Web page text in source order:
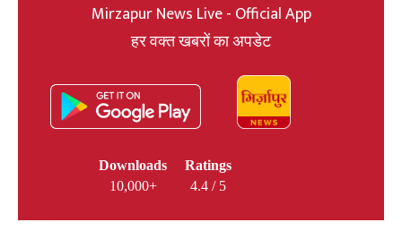
Mirzapur News Live - Official App
हर वक्त खबरों का अपडेट
Downloads
10,000+
Ratings
4.4 / 5